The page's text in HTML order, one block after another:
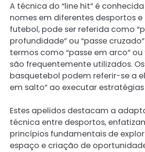
A técnica do “line hit” é
nomes em diferentes desportos e
futebol, pode ser referida como
profundidade” ou “passe
termos como “passe em arco” ou
são frequentemente utilizados.
basquetebol podem referir-se a
em salto” ao executar
Estes apelidos destacam a
técnica entre desportos,
princípios fundamentais de
espaço e criação de